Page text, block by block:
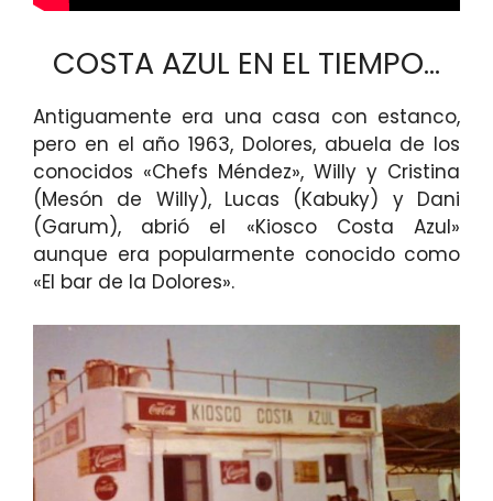
COSTA AZUL EN EL TIEMPO…
Antiguamente era una casa con estanco,
pero en el año 1963, Dolores, abuela de los
conocidos «Chefs Méndez», Willy y Cristina
(Mesón de Willy), Lucas (Kabuky) y Dani
(Garum), abrió el «Kiosco Costa Azul»
aunque era popularmente conocido como
«El bar de la Dolores».